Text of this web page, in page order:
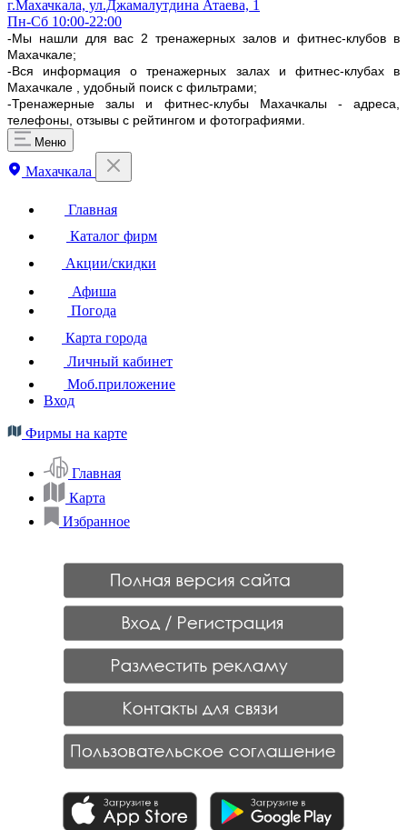
г.Махачкала, ул.Джамалутдина Атаева, 1
Пн-Сб 10:00-22:00
-Мы нашли для вас 2 тренажерных залов и фитнес-клубов в
Махачкале;
-Вся информация о тренажерных залах и фитнес-клубах в
Махачкале , удобный поиск с фильтрами;
-Тренажерные залы и фитнес-клубы Махачкалы - адреса,
телефоны, отзывы с рейтингом и фотографиями.
Меню
Махачкала
Главная
Каталог фирм
Акции/скидки
Афиша
Погода
Карта города
Личный кабинет
Моб.приложение
Вход
Фирмы на карте
Главная
Карта
Избранное